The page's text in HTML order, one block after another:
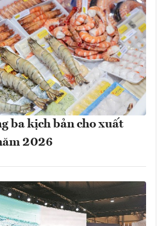
ba kịch bản cho xuất
2026